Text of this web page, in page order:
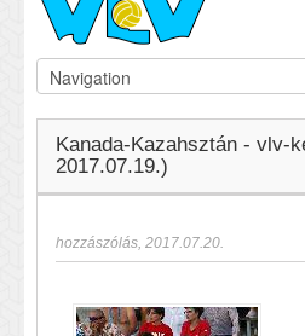
Kanada-Kazahsztán - vlv-
2017.07.19.)
hozzászólás, 2017.07.20.